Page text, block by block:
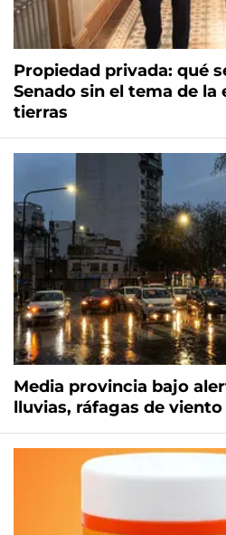
Propiedad privada: qué
Senado sin el tema de
tierras
Media provincia bajo
lluvias, ráfagas de